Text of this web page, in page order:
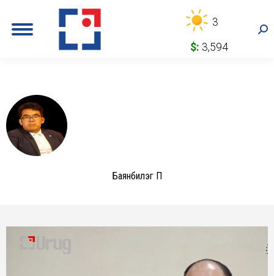
3
$: 3,594
Баянбилэг П